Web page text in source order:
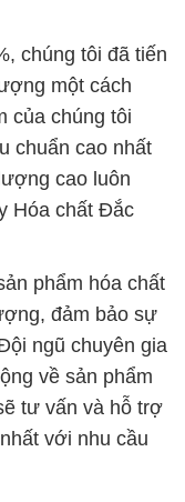
chúng tôi đã tiến
một cách
của chúng tôi
chuẩn cao nhất
cao luôn
Hóa chất Đắc
phẩm hóa chất
đảm bảo sự
ngũ chuyên gia
về sản phẩm
tư vấn và hỗ trợ
với nhu cầu